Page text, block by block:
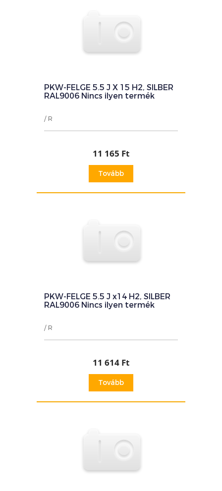
PKW-FELGE 5.5 J X 15 H2, SILBER
RAL9006 Nincs ilyen termék
/ R
11 165 Ft
Tovább
PKW-FELGE 5.5 J x14 H2, SILBER
RAL9006 Nincs ilyen termék
/ R
11 614 Ft
Tovább